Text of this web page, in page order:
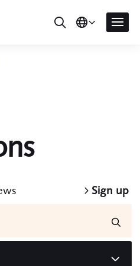
Sign up